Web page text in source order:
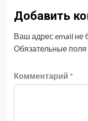
Добавить
Ваш адрес email не
Обязательные
Комментарий *